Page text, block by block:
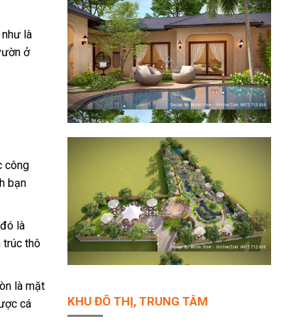
là
ở
công
bạn
là
trúc thô
là mặt
cá
KHU ĐÔ THỊ, TRUNG TÂM